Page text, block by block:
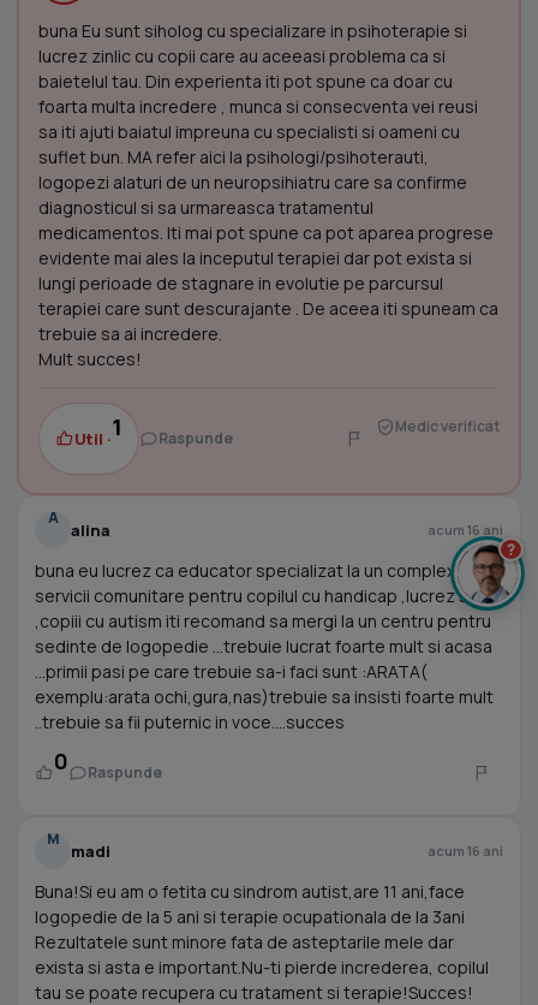
buna Eu sunt siholog cu specializare in psihoterapie si
lucrez zinlic cu copii care au aceeasi problema ca si
baietelul tau. Din experienta iti pot spune ca doar cu
foarta multa incredere , munca si consecventa vei reusi
sa iti ajuti baiatul impreuna cu specialisti si oameni cu
suflet bun. MA refer aici la psihologi/psihoterauti,
logopezi alaturi de un neuropsihiatru care sa confirme
diagnosticul si sa urmareasca tratamentul
medicamentos. Iti mai pot spune ca pot aparea progrese
evidente mai ales la inceputul terapiei dar pot exista si
lungi perioade de stagnare in evolutie pe parcursul
terapiei care sunt descurajante . De aceea iti spuneam ca
trebuie sa ai incredere.
Mult succes!
Util ·1 Raspunde
Medic verificat
A
alina acum 16 ani
buna eu lucrez ca educator specializat la un complex de
servicii comunitare pentru copilul cu handicap ,lucrez si cu
,copiii cu autism iti recomand sa mergi la un centru pentru
sedinte de logopedie ...trebuie lucrat foarte mult si acasa
...primii pasi pe care trebuie sa-i faci sunt :ARATA(
exemplu:arata ochi,gura,nas)trebuie sa insisti foarte mult
..trebuie sa fii puternic in voce....succes
0 Raspunde
M
madi acum 16 ani
Buna!Si eu am o fetita cu sindrom autist,are 11 ani,face
logopedie de la 5 ani si terapie ocupationala de la 3ani
Rezultatele sunt minore fata de asteptarile mele dar
exista si asta e important.Nu-ti pierde increderea, copilul
tau se poate recupera cu tratament si terapie!Succes!
?